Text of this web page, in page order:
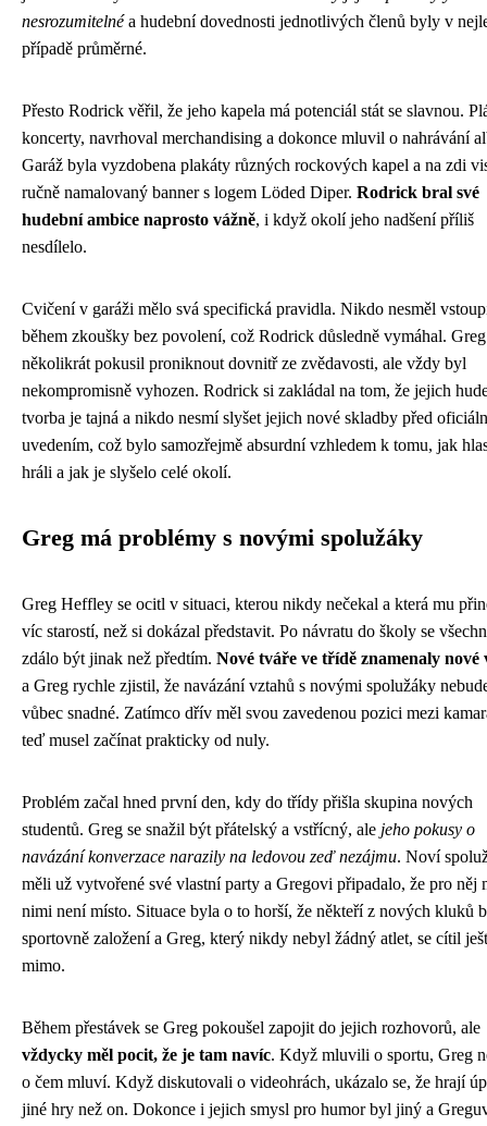
nesrozumitelnéa hudební dovednosti jednotlivých členů byly v
případě průměrné.
Přesto Rodrick věřil, že jeho kapela má potenciál stát se slavnou.
koncerty, navrhoval merchandising a dokonce mluvil o nahrávání
Garáž byla vyzdobena plakáty různých rockových kapel a na zdi
ručně namalovaný banner s logem Löded Diper. Rodrick bral své
hudební ambice naprosto vážně, i když okolí jeho nadšení příliš
nesdílelo.
Cvičení v garáži mělo svá specifická pravidla. Nikdo nesměl
během zkoušky bez povolení, což Rodrick důsledně vymáhal. Greg
několikrát pokusil proniknout dovnitř ze zvědavosti, ale vždy byl
nekompromisně vyhozen. Rodrick si zakládal na tom, že jejich
tvorba je tajná a nikdo nesmí slyšet jejich nové skladby před
uvedením, což bylo samozřejmě absurdní vzhledem k tomu, jak
hráli a jak je slyšelo celé okolí.
Greg má problémy s novými spolužáky
Greg Heffley se ocitl v situaci, kterou nikdy nečekal a která mu
víc starostí, než si dokázal představit. Po návratu do školy se
zdálo být jinak než předtím. Nové tváře ve třídě znamenaly nové
a Greg rychle zjistil, že navázání vztahů s novými spolužáky
vůbec snadné. Zatímco dřív měl svou zavedenou pozici mezi
teď musel začínat prakticky od nuly.
Problém začal hned první den, kdy do třídy přišla skupina nových
studentů. Greg se snažil být přátelský a vstřícný, ale jeho pokusy o
navázání konverzace narazily na ledovou zeď nezájmu. Noví
měli už vytvořené své vlastní party a Gregovi připadalo, že pro něj
nimi není místo. Situace byla o to horší, že někteří z nových kluků
sportovně založení a Greg, který nikdy nebyl žádný atlet, se cítil
mimo.
Během přestávek se Greg pokoušel zapojit do jejich rozhovorů, ale
vždycky měl pocit, že je tam navíc. Když mluvili o sportu, Greg
o čem mluví. Když diskutovali o videohrách, ukázalo se, že hrají
jiné hry než on. Dokonce i jejich smysl pro humor byl jiný a